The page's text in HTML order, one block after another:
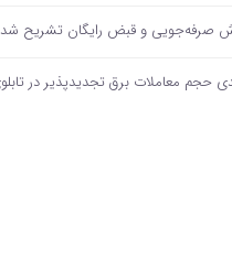
صرفه‌جویی و قبض رایگان تشریح شد